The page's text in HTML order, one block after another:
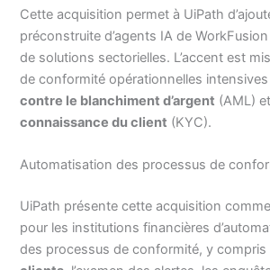
Cette acquisition permet à UiPath
préconstruite d’agents IA de
de solutions sectorielles. L’accent est
de conformité opérationnelles intensives
contre le blanchiment d’argent (AML)
connaissance du client (KYC).
Automatisation des processus de
UiPath présente cette acquisition
pour les institutions financières
des processus de conformité, y